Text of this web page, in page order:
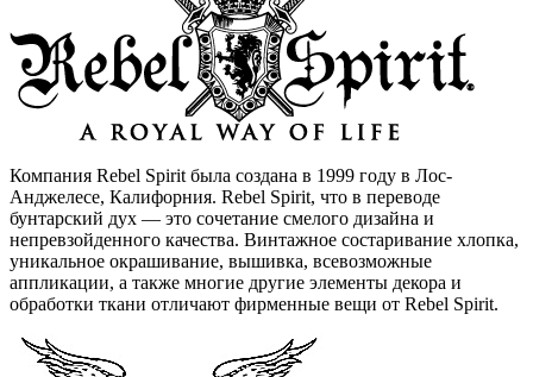
Компания Rebel Spirit была создана в 1999 году в Лос-
Анджелесе, Калифорния. Rebel Spirit, что в переводе
бунтарский дух — это сочетание смелого дизайна и
непревзойденного качества. Винтажное состаривание хлопка,
уникальное окрашивание, вышивка, всевозможные
аппликации, а также многие другие элементы декора и
обработки ткани отличают фирменные вещи от Rebel Spirit.